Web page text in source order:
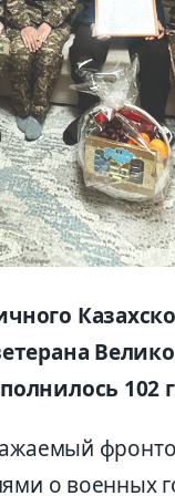
102
о военных